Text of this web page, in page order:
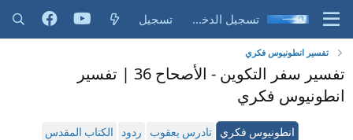
تسجيل الدخول تسجيل
تفسير انطونيوس فكري
تفسير سفر التكوين - الأصحاح 36 | تفسير
انطونيوس فكري
انطونيوس فكري تادرس يعقوب ردود الكتاب المقدس